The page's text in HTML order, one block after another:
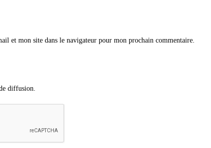
et mon site dans le navigateur pour mon prochain commentaire.
diffusion.